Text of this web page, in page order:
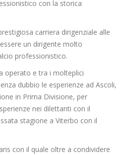
con la storica
carriera dirigenziale alle
un dirigente molto
professionistico.
operato e tra i molteplici
dubbio le esperienze ad Ascoli,
in Prima Divisione, per
nei dilettanti con il
stagione a Viterbo con il
con il quale oltre a condividere